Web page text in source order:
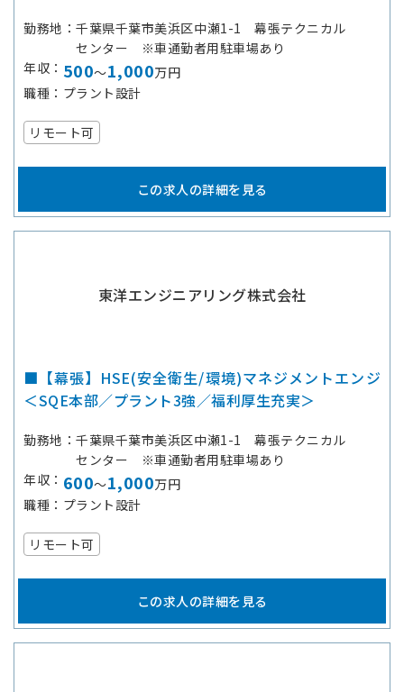
勤務地
千葉県千葉市美浜区中瀬1-1 幕張テクニカル
センター ※車通勤者用駐車場あり
年収
500～1,000万円
職種
プラント設計
リモート可
この求人の詳細を見る
東洋エンジニアリング株式会社
■【幕張】HSE(安全衛生/環境)マネジメントエンジ
＜SQE本部／プラント3強／福利厚生充実＞
勤務地
千葉県千葉市美浜区中瀬1-1 幕張テクニカル
センター ※車通勤者用駐車場あり
年収
600～1,000万円
職種
プラント設計
リモート可
この求人の詳細を見る